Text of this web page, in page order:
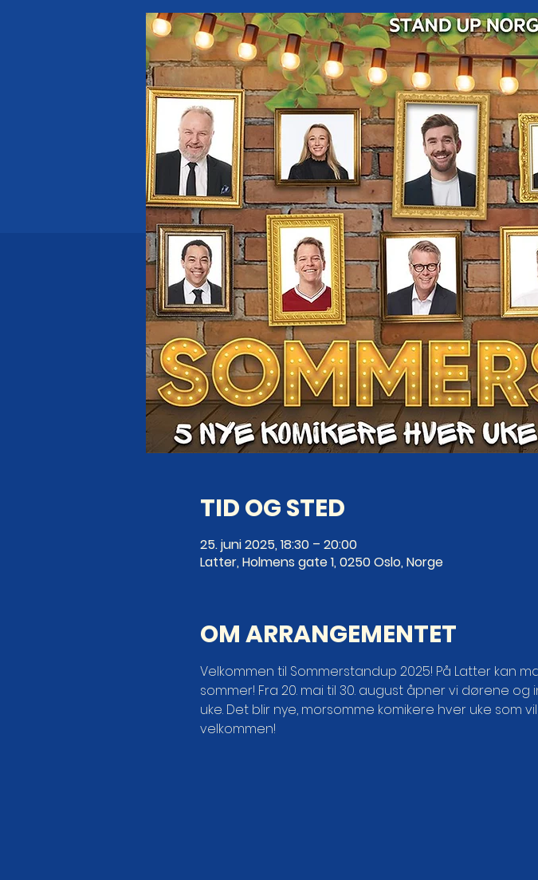
TID OG STED
25. juni 2025, 18:30 – 20:00
Latter, Holmens gate 1, 0250 Oslo, Norge
OM ARRANGEMENTET
Velkommen til Sommerstandup 2025! På Latter kan
sommer! Fra 20. mai til 30. august åpner vi dørene
uke. Det blir nye, morsomme komikere hver uke
velkommen!